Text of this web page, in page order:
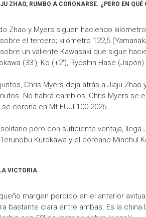
ZHAO, RUMBO A CORONARSE. ¿PERO EN QUÉ
Zhao y Myers siguen haciendo
el tercero; kilómetro 122,5
un valiente Kawasaki que sigue
(33'), Ko (+2'), Ryoshin Hase
Chris Myers deja atrás a Jiaju
No habrá cambios, Chris Myers se
se corona en Mt.FUJI 100 2026.
pero con suficiente ventaja, llega
Kurokawa y el coreano Minchul
VICTORIA
margen perdido en el anterior
bastante clara entre ambas. Es la